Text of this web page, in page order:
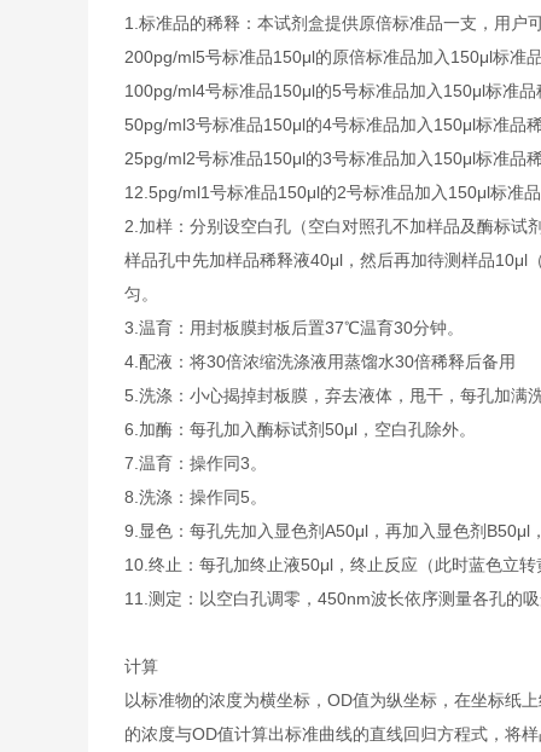
1.标准品的稀释：本试剂盒提供原倍标准品一支，用户
200pg/ml5号标准品150μl的原倍标准品加入150μl标准
100pg/ml4号标准品150μl的5号标准品加入150μl标准品
50pg/ml3号标准品150μl的4号标准品加入150μl标准品
25pg/ml2号标准品150μl的3号标准品加入150μl标准品
12.5pg/ml1号标准品150μl的2号标准品加入150μl标准
2.加样：分别设空白孔（空白对照孔不加样品及酶标试
样品孔中先加样品稀释液40μl，然后再加待测样品10μl
匀。
3.温育：用封板膜封板后置37℃温育30分钟。
4.配液：将30倍浓缩洗涤液用蒸馏水30倍稀释后备用
5.洗涤：小心揭掉封板膜，弃去液体，甩干，每孔加满
6.加酶：每孔加入酶标试剂50μl，空白孔除外。
7.温育：操作同3。
8.洗涤：操作同5。
9.显色：每孔先加入显色剂A50μl，再加入显色剂
10.终止：每孔加终止液50μl，终止反应（此时蓝色立转
11.测定：以空白孔调零，450nm波长依序测量各孔的
计算
以标准物的浓度为横坐标，OD值为纵坐标，在坐标纸
的浓度与OD值计算出标准曲线的直线回归方程式，将